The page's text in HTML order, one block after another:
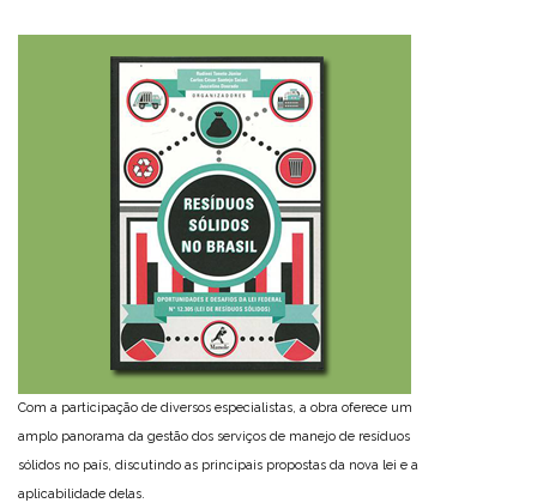
Com a participação de diversos especialistas, a obra oferece um
amplo panorama da gestão dos serviços de manejo de resíduos
sólidos no país, discutindo as principais propostas da nova lei e a
aplicabilidade delas.